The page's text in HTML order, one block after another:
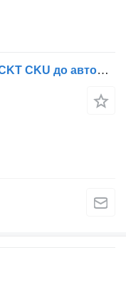
Двигун Volkswagen 2,0 TDI CDC CKT CKU до автомобіля Volkswagen Crafter Amarok